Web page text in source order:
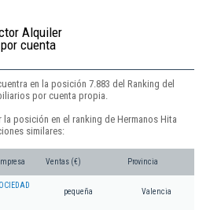
Alquiler
cuenta
en la posición 7.883 del Ranking del
por cuenta propia.
posición en el ranking de Hermanos Hita
similares:
Ventas (€) Provincia
pequeña Valencia